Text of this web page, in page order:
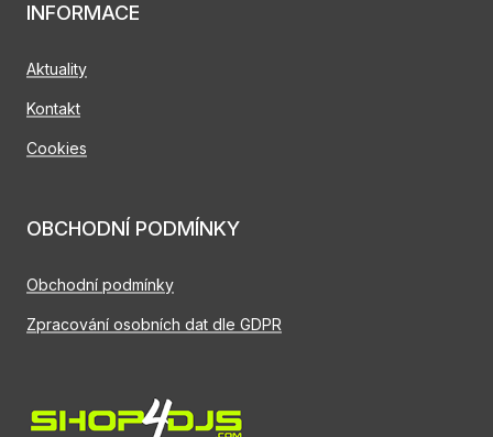
INFORMACE
Aktuality
Kontakt
Cookies
OBCHODNÍ PODMÍNKY
Obchodní podmínky
Zpracování osobních dat dle GDPR